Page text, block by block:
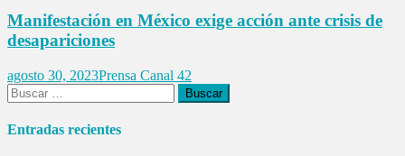
Manifestación en México exige acción ante crisis de
desapariciones
agosto 30, 2023Prensa Canal 42
Buscar:
Entradas recientes